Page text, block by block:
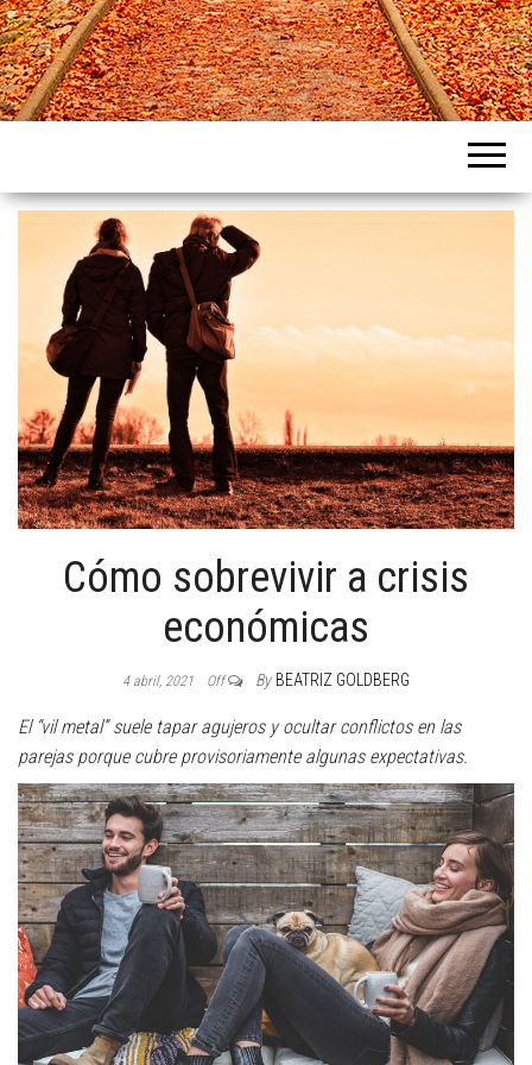
Intercountries
Cómo sobrevivir a crisis
económicas
4 abril, 2021 Off By BEATRIZ GOLDBERG
El “vil metal” suele tapar agujeros y ocultar conflictos en las
parejas porque cubre provisoriamente algunas expectativas.